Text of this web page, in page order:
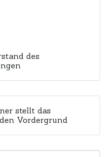
des
stellt das
Vordergrund